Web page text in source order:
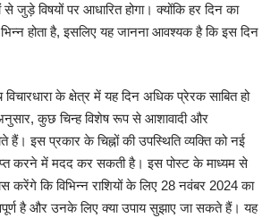
जुड़े विषयों पर आधारित होगा। क्योंकि हर दिन का
होता है, इसलिए यह जानना आवश्यक है कि इस दिन
के क्षेत्र में यह दिन अधिक प्रेरक साबित हो
कुछ चिन्ह विशेष रूप से आशावादी और
हैं। इस प्रकार के चिह्नों की उपस्थिति व्यक्ति को नई
करने में मदद कर सकती है। इस पोस्ट के माध्यम से
करेंगे कि विभिन्न राशियों के लिए 28 नवंबर 2024 का
है और उनके लिए क्या उपाय सुझाए जा सकते हैं। यह